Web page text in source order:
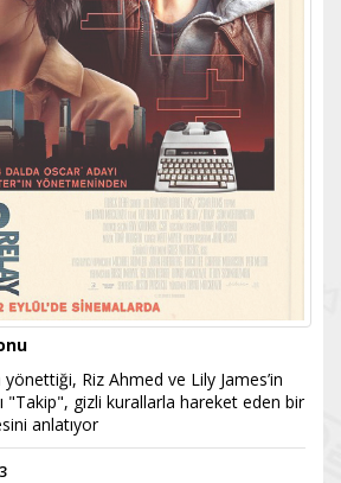
Riz Ahmed ve Lily James’in
"Takip", gizli kurallarla hareket eden bir
anlatıyor